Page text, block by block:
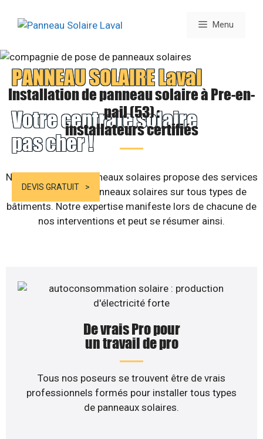
Menu
PANNEAU SOLAIRE Laval
Votre centrale solaire
pas cher !
DEVIS GRATUIT
Installation de panneau solaire à Pre-en-
pail (53) :
installateurs certifiés
Notre société de panneaux solaires propose des services
d’installation de panneaux solaires sur tous types de
bâtiments. Notre expertise manifeste lors de chacune de
nos interventions et peut se résumer ainsi.
De vrais Pro pour
un travail de pro
Tous nos poseurs se trouvent être de vrais
professionnels formés pour installer tous types
de panneaux solaires.